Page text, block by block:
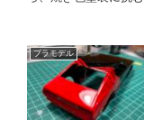
プラモデル